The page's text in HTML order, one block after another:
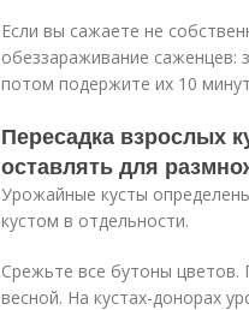
Если вы сажаете не
обеззараживание саженцев:
потом подержите их 10
Пересадка взрослых
оставлять для
Урожайные кусты
кустом в отдельности.
Срежьте все бутоны цветов.
весной. На кустах-донорах